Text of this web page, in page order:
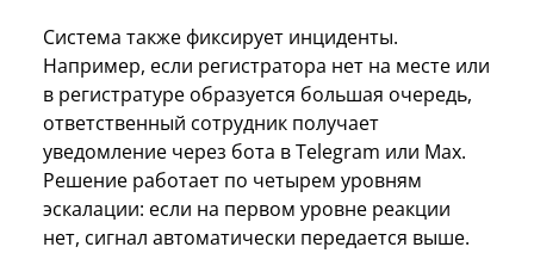
Система также фиксирует инциденты.
Например, если регистратора нет на месте или
в регистратуре образуется большая очередь,
ответственный сотрудник получает
уведомление через бота в Telegram или Мах.
Решение работает по четырем уровням
эскалации: если на первом уровне реакции
нет, сигнал автоматически передается выше.